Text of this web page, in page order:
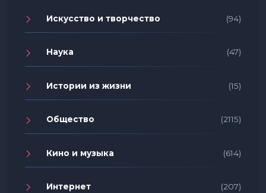
Искусство и творчество (94)
Наука (47)
Истории из жизни (15)
Общество (2115)
Кино и музыка (614)
Интернет (207)